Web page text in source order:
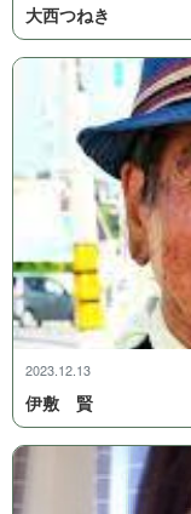
大 西 つ ね き
2023.12.13
伊 敷 賢